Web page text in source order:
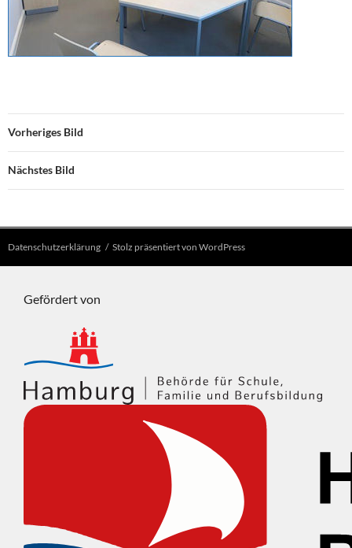
Vorheriges Bild
Nächstes Bild
Datenschutzerklärung Stolz präsentiert von WordPress
Gefördert von